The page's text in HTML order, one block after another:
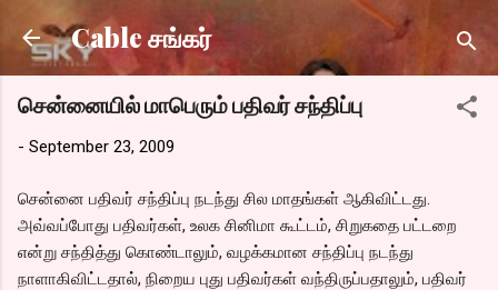
Skip to main content
Cable சங்கர்
சென்னையில் மாபெரும் பதிவர் சந்திப்பு
- September 23, 2009
சென்னை பதிவர் சந்திப்பு நடந்து சில மாதங்கள் ஆகிவிட்டது.
அவ்வப்போது பதிவர்கள், உலக சினிமா கூட்டம், சிறுகதை பட்டறை
என்று சந்தித்து கொண்டாலும், வழக்கமான சந்திப்பு நடந்து
நாளாகிவிட்டதால், நிறைய புது பதிவர்கள் வந்திருப்பதாலும், பதிவர்